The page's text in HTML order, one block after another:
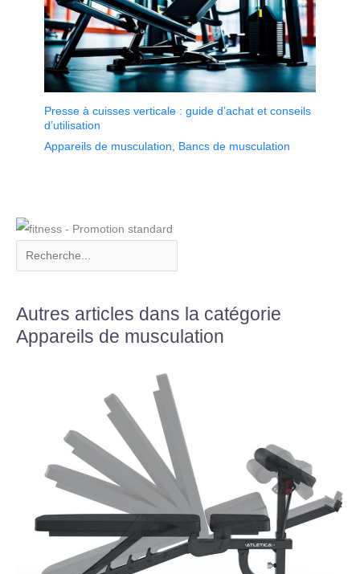
Presse à cuisses verticale : guide d’achat et conseils
d’utilisation
Appareils de musculation, Bancs de musculation
Autres articles dans la catégorie
Appareils de musculation